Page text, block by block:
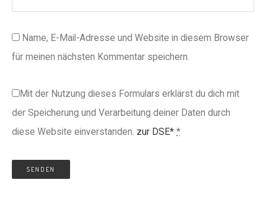
Name, E-Mail-Adresse und Website in diesem Browser
für meinen nächsten Kommentar speichern.
Mit der Nutzung dieses Formulars erklärst du dich mit
der Speicherung und Verarbeitung deiner Daten durch
diese Website einverstanden. zur DSE* *